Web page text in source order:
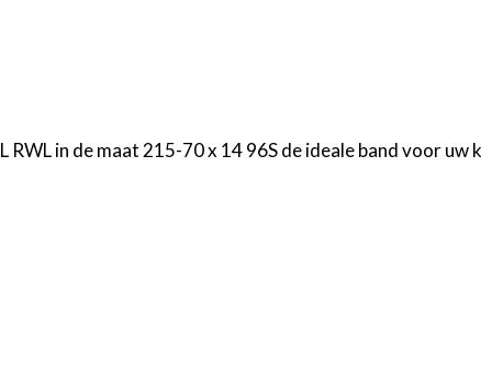
in de maat 215-70 x 14 96S de ideale band voor uw